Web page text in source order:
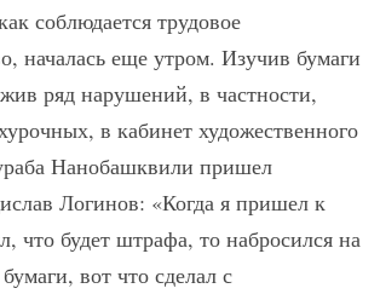
соблюдается трудовое
началась еще утром. Изучив бумаги
ряд нарушений, в частности,
в кабинет художественного
Нанобашквили пришел
Логинов: «Когда я пришел к
что будет штрафа, то набросился на
вот что сделал с